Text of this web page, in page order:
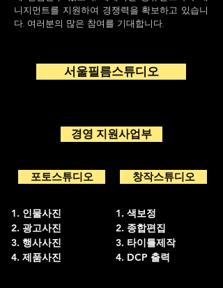
니지먼트를 지원하여 경쟁력을 확보하고 있습니
다. 여러분의 많은 참여를 기대합니다.
서울필름스튜디오
경영 지원사업부
포토스튜디오
인물사진
광고사진
행사사진
제품사진
창작스튜디오
색보정
종합편집
타이틀제작
DCP 출력